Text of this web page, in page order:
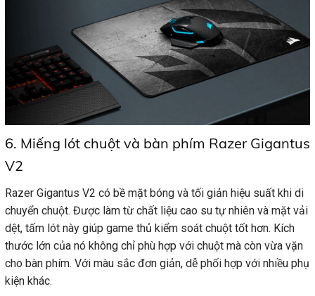
6. Miếng lót chuột và bàn phím Razer Gigantus
V2
Razer Gigantus V2 có bề mặt bóng và tối giản hiệu suất khi di
chuyển chuột. Được làm từ chất liệu cao su tự nhiên và mặt vải
dệt, tấm lót này giúp game thủ kiểm soát chuột tốt hơn. Kích
thước lớn của nó không chỉ phù hợp với chuột mà còn vừa vặn
cho bàn phím. Với màu sắc đơn giản, dễ phối hợp với nhiều phụ
kiện khác.